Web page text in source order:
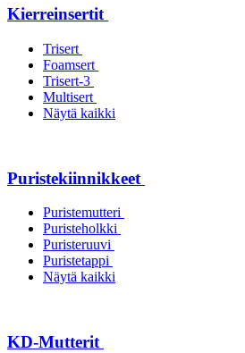
Kierreinsertit
Trisert
Foamsert
Trisert-3
Multisert
Näytä kaikki
Puristekiinnikkeet
Puristemutteri
Puristeholkki
Puristeruuvi
Puristetappi
Näytä kaikki
KD-Mutterit